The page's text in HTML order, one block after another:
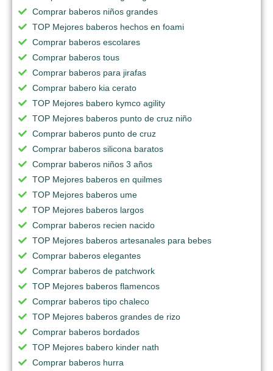
Comprar baberos niños grandes
TOP Mejores baberos hechos en foami
Comprar baberos escolares
Comprar baberos tous
Comprar baberos para jirafas
Comprar babero kia cerato
TOP Mejores babero kymco agility
TOP Mejores baberos punto de cruz niño
Comprar baberos punto de cruz
Comprar baberos silicona baratos
Comprar baberos niños 3 años
TOP Mejores baberos en quilmes
TOP Mejores baberos ume
TOP Mejores baberos largos
Comprar baberos recien nacido
TOP Mejores baberos artesanales para bebes
Comprar baberos elegantes
Comprar baberos de patchwork
TOP Mejores baberos flamencos
Comprar baberos tipo chaleco
TOP Mejores baberos grandes de rizo
Comprar baberos bordados
TOP Mejores babero kinder nath
Comprar baberos hurra